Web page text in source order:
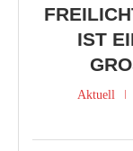
IST
Aktuell